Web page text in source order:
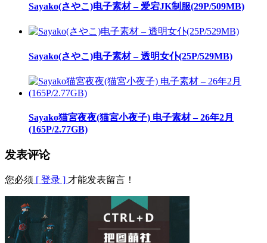
Sayako(さやこ)电子素材 – 爱宕JK制服(29P/509MB)
Sayako(さやこ)电子素材 – 透明女仆(25P/529MB)
Sayako猫宮夜夜(猫宮小夜子) 电子素材 – 26年2月
(165P/2.77GB)
发表评论
您必须 [ 登录 ] 才能发表留言！